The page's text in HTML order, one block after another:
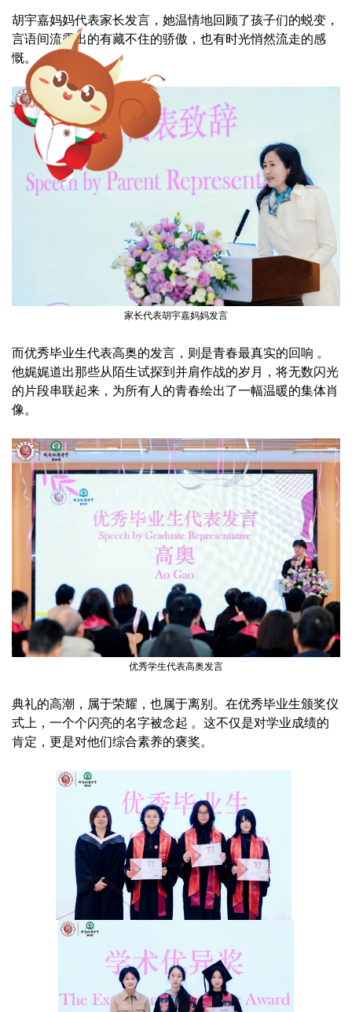
胡宇嘉妈妈代表家长发言，她温情地回顾了孩子们的蜕变，
言语间流露出的有藏不住的骄傲，也有时光悄然流走的感
慨。
家长代表胡宇嘉妈妈发言
而优秀毕业生代表高奥的发言，则是青春最真实的回响 。
他娓娓道出那些从陌生试探到并肩作战的岁月，将无数闪光
的片段串联起来，为所有人的青春绘出了一幅温暖的集体肖
像。
优秀学生代表高奥发言
典礼的高潮，属于荣耀，也属于离别。在优秀毕业生颁奖仪
式上，一个个闪亮的名字被念起 。这不仅是对学业成绩的
肯定，更是对他们综合素养的褒奖。